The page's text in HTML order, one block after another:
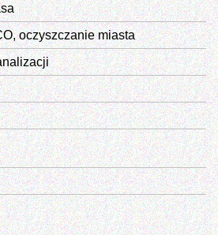
oczyszczanie miasta